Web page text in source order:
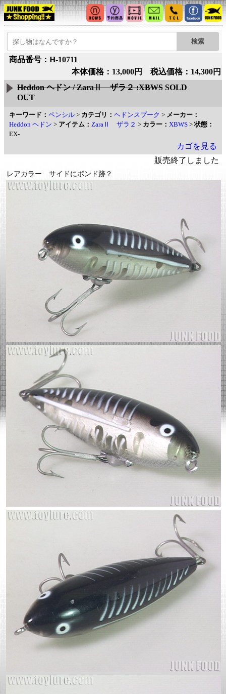
商品番号：H-10711
本体価格：13,000円 税込価格：14,300円
Heddon ヘドン / ZaraⅡ ザラ２ :XBWS SOLD
OUT
キーワード： ペンシル > カテゴリ： ヘドンスプーク > メーカー：
Heddon ヘドン > アイテム： ZaraⅡ ザラ２ > カラー： XBWS >状態：
EX-
カゴを見る
販売終了しました
レアカラー サイドにボンド跡？